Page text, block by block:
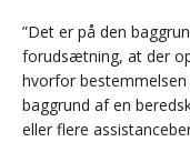
”Det er på den
forudsætning, at der
hvorfor
baggrund af en
eller flere